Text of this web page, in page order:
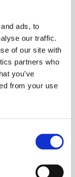
ads, to
our traffic.
of our site with
partners who
you’ve
from your use
der
für Vertrieb
in
Profi-